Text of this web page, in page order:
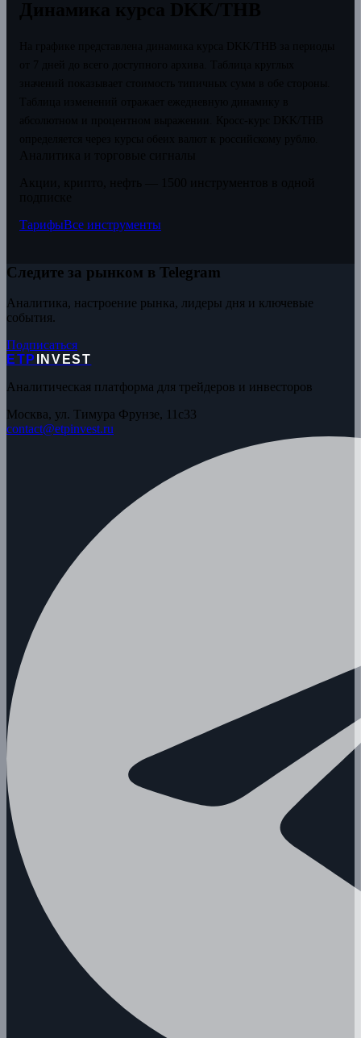
ТарифыВсе инструменты
Следите за рынком в Telegram
Аналитика, настроение рынка, лидеры дня и ключевые
события.
Подписаться
ETP
INVEST
Аналитическая платформа для трейдеров и инвесторов
Москва, ул. Тимура Фрунзе, 11с33
contact@etpinvest.ru